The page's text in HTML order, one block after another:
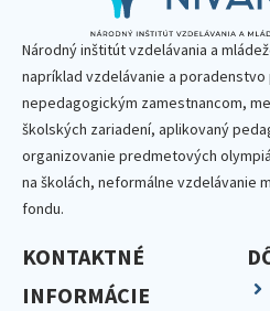
Národný inštitút vzdelávania a
napríklad vzdelávanie a
nepedagogickým zamestnancom,
školských zariadení, aplikovaný
organizovanie predmetových
na školách, neformálne vzdelávanie
fondu.
KONTAKTNÉ
INFORMÁCIE